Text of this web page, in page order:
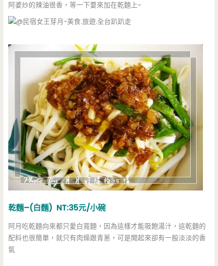
阿婆炒的辣油很香，等一下要來加在乾麵上~
乾麵–(白麵) NT:35元/小碗
阿月吃乾麵向來都只愛白寬麵，因為這樣才能吸飽湯汁，這乾麵的
配料也很簡單，就只有肉燥跟青蔥，可是聞起來卻有一股淡淡的香
氣